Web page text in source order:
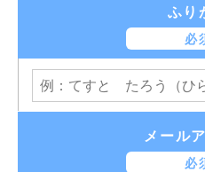
ふり
必
メール
必